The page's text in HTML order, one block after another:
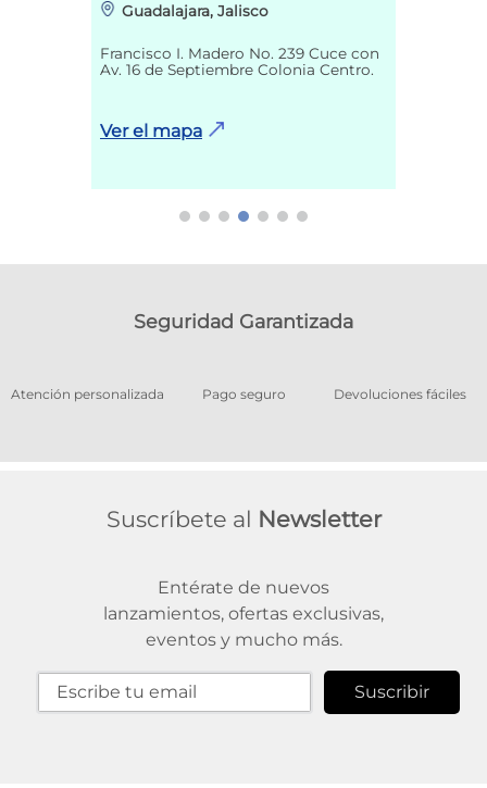
Guadalajara, Jalisco
Francisco I. Madero No. 239 Cuce con
Av. 16 de Septiembre Colonia Centro.
Ver el mapa
Seguridad Garantizada
Atención personalizada Pago seguro Devoluciones fáciles
Suscríbete al Newsletter
Entérate de nuevos
lanzamientos, ofertas exclusivas,
eventos y mucho más.
Suscribir